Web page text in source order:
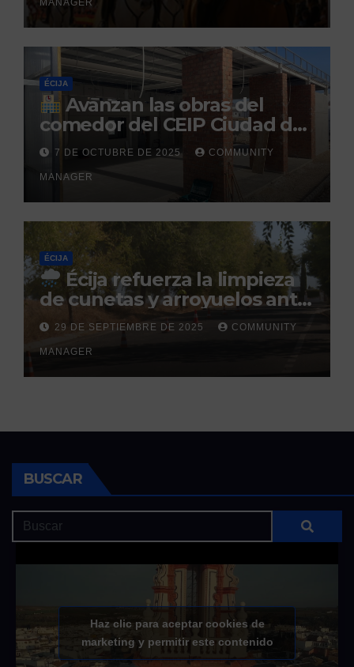
Caballar
MANAGER
ÉCIJA
Avanzan las obras del
comedor del CEIP Ciudad del
Sol: su finalización está
prevista para finales de 2025
7 DE OCTUBRE DE 2025 COMMUNITY
MANAGER
ÉCIJA
Écija refuerza la limpieza
de cunetas y arroyuelos ante
la llegada de las lluvias
otoñales
29 DE SEPTIEMBRE DE 2025 COMMUNITY
MANAGER
BUSCAR
Haz clic para aceptar cookies de
marketing y permitir este contenido